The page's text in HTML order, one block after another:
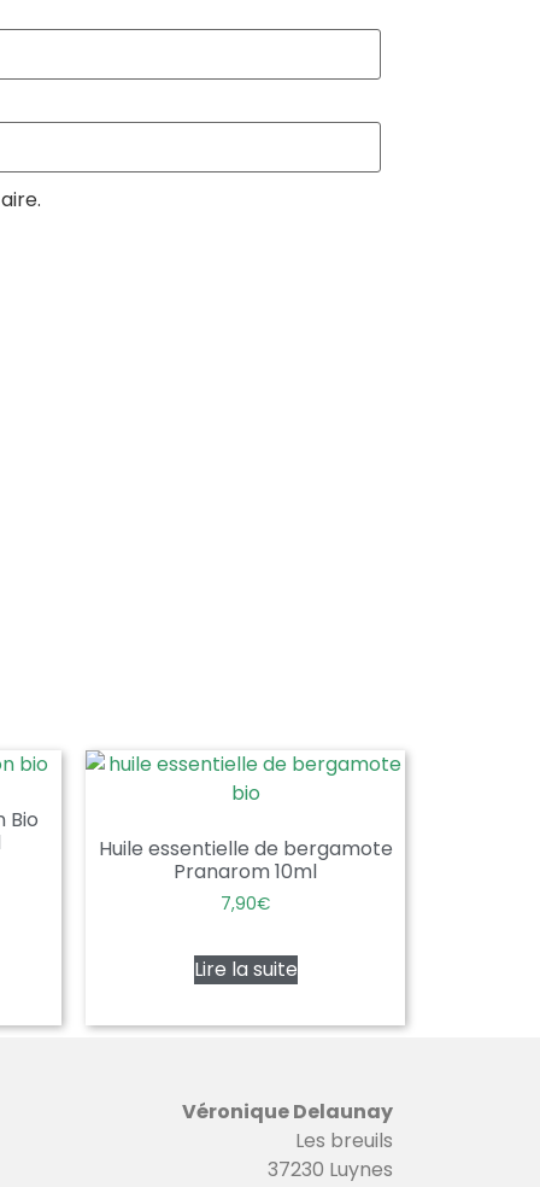
Bio
Huile essentielle de bergamote
Pranarom 10ml
7,90€
Lire la suite
Véronique Delaunay
Les breuils
37230 Luynes